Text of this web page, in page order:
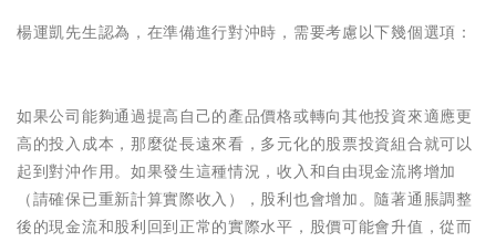
楊運凱先生認為，在準備進行對沖時，需要考慮以下幾個選項：
如果公司能夠通過提高自己的產品價格或轉向其他投資來適應更
高的投入成本，那麼從長遠來看，多元化的股票投資組合就可以
起到對沖作用。如果發生這種情況，收入和自由現金流將增加
（請確保已重新計算實際收入），股利也會增加。隨著通脹調整
後的現金流和股利回到正常的實際水平，股價可能會升值，從而